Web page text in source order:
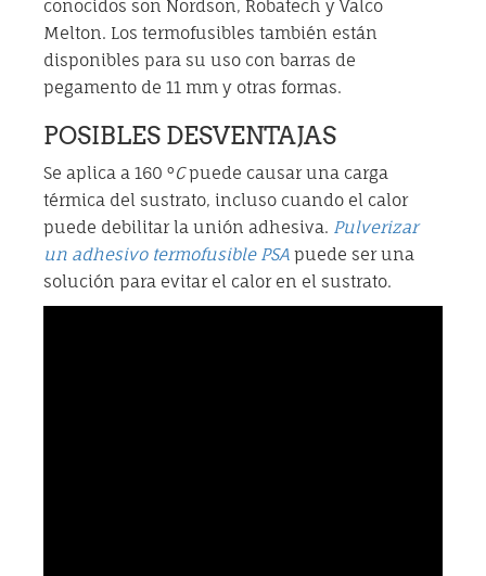
conocidos son Nordson, Robatech y Valco
Melton. Los termofusibles también están
disponibles para su uso con barras de
pegamento de 11 mm y otras formas.
POSIBLES DESVENTAJAS
Se aplica a 160 °Cpuede causar una carga
térmica del sustrato, incluso cuando el calor
puede debilitar la unión adhesiva. Pulverizar
un adhesivo termofusible PSA puede ser una
solución para evitar el calor en el sustrato.